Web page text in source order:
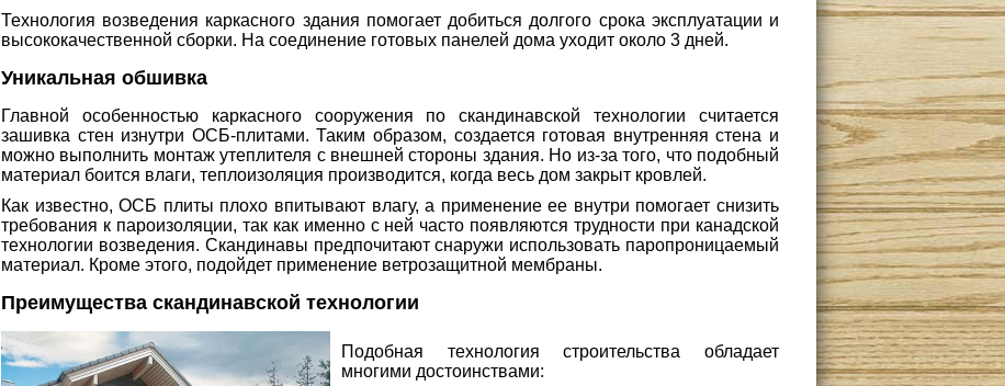
Технология возведения каркасного здания помогает добиться долгого срока эксплуатации и
высококачественной сборки. На соединение готовых панелей дома уходит около 3 дней.
Уникальная обшивка
Главной особенностью каркасного сооружения по скандинавской технологии считается
зашивка стен изнутри ОСБ-плитами. Таким образом, создается готовая внутренняя стена и
можно выполнить монтаж утеплителя с внешней стороны здания. Но из-за того, что подобный
материал боится влаги, теплоизоляция производится, когда весь дом закрыт кровлей.
Как известно, ОСБ плиты плохо впитывают влагу, а применение ее внутри помогает снизить
требования к пароизоляции, так как именно с ней часто появляются трудности при канадской
технологии возведения. Скандинавы предпочитают снаружи использовать паропроницаемый
материал. Кроме этого, подойдет применение ветрозащитной мембраны.
Преимущества скандинавской технологии
Подобная технология строительства обладает
многими достоинствами: